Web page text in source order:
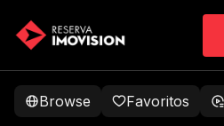
Browse Favoritos